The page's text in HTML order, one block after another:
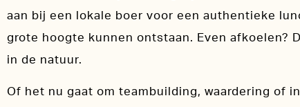
aan bij een lokale boer voor een authentieke
grote hoogte kunnen ontstaan. Even afkoelen?
in de natuur.
Of het nu gaat om teambuilding, waardering of